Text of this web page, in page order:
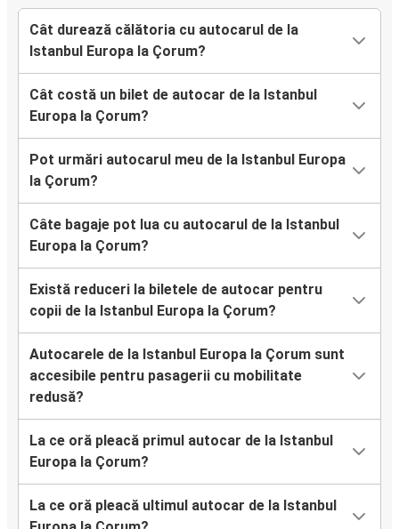
Cât durează călătoria cu autocarul de la
Istanbul Europa la Çorum?
Cât costă un bilet de autocar de la Istanbul
Europa la Çorum?
Pot urmări autocarul meu de la Istanbul Europa
la Çorum?
Câte bagaje pot lua cu autocarul de la Istanbul
Europa la Çorum?
Există reduceri la biletele de autocar pentru
copii de la Istanbul Europa la Çorum?
Autocarele de la Istanbul Europa la Çorum sunt
accesibile pentru pasagerii cu mobilitate
redusă?
La ce oră pleacă primul autocar de la Istanbul
Europa la Çorum?
La ce oră pleacă ultimul autocar de la Istanbul